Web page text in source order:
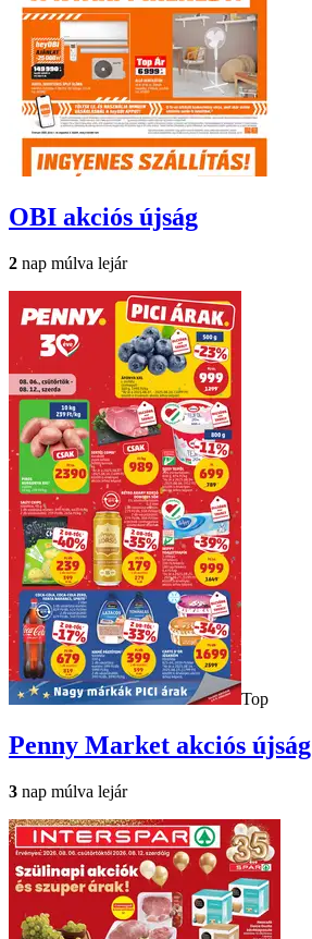
OBI akciós újság
2 nap múlva lejár
Top
Penny Market akciós újság
3 nap múlva lejár